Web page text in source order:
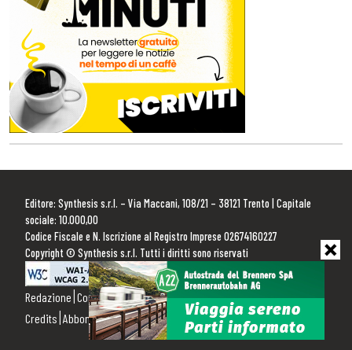
Editore: Synthesis s.r.l. – Via Maccani, 108/21 – 38121 Trento | Capitale
sociale: 10.000,00
Codice Fiscale e N. Iscrizione al Registro Imprese 02674160227
Copyright © Synthesis s.r.l. Tutti i diritti sono riservati
Redazione Contattaci Pubblicità Privacy Policy Cookie Policy
Credits Abbonamenti